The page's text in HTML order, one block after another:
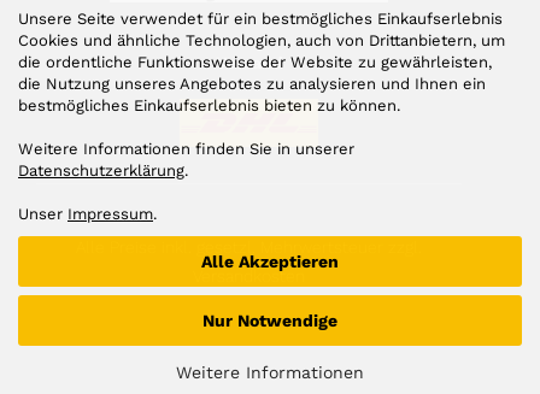
Unsere Seite verwendet für ein bestmögliches Einkaufserlebnis
Cookies und ähnliche Technologien, auch von Drittanbietern, um
die ordentliche Funktionsweise der Website zu gewährleisten,
die Nutzung unseres Angebotes zu analysieren und Ihnen ein
bestmögliches Einkaufserlebnis bieten zu können.
Weitere Informationen finden Sie in unserer
Datenschutzerklärung.
Unser Impressum.
Alle Akzeptieren
Nur Notwendige
Weitere Informationen
Versand
Versandkosten